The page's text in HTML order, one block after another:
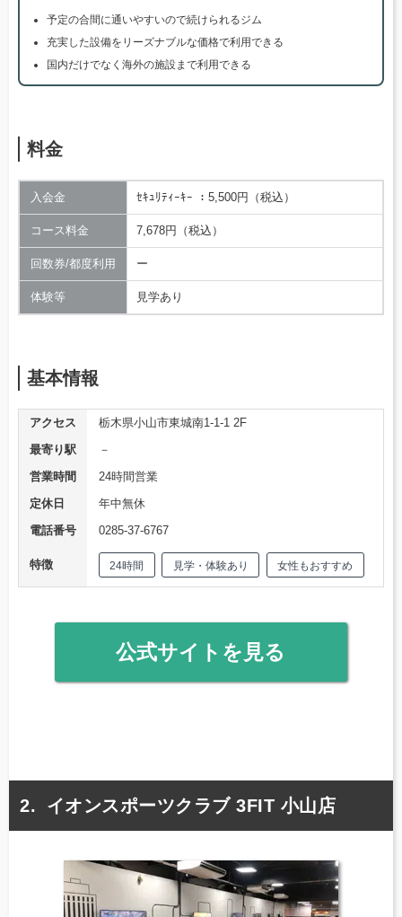
予定の合間に通いやすいので続けられるジム
充実した設備をリーズナブルな価格で利用できる
国内だけでなく海外の施設まで利用できる
料金
入会金 ｾｷｭﾘﾃｨｰｷｰ ：5,500円（税込）
コース料金 7,678円（税込）
回数券/都度利用 ー
体験等 見学あり
基本情報
アクセス
栃木県小山市東城南1-1-1 2F
最寄り駅
－
営業時間
24時間営業
定休日
年中無休
電話番号
0285-37-6767
特徴 24時間 見学・体験あり 女性もおすすめ
公式サイトを見る
イオンスポーツクラブ 3FIT 小山店